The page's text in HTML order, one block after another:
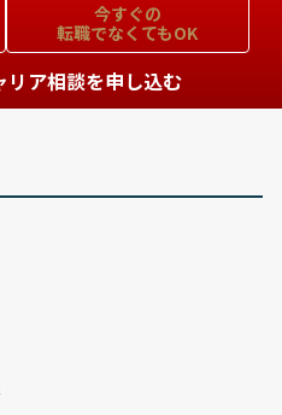
今すぐの
転職でなくてもOK
リア相談を申し込む